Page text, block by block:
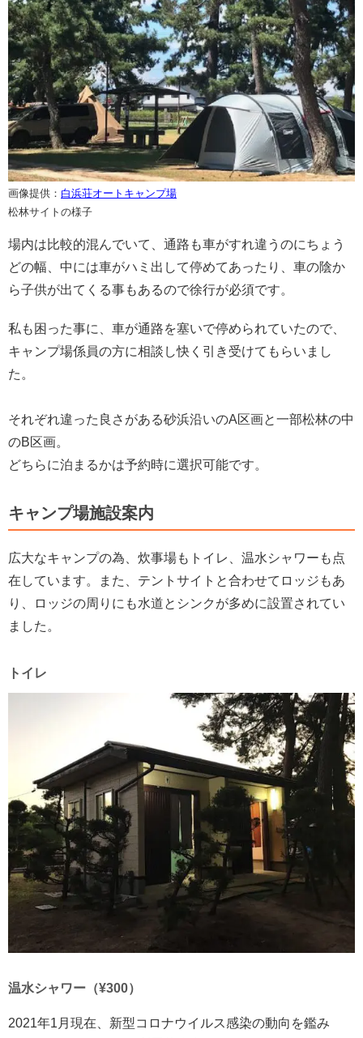
画像提供： 白浜荘オートキャンプ場
松林サイトの様子
場内は比較的混んでいて、通路も車がすれ違うのにちょう
どの幅、中には車がハミ出して停めてあったり、車の陰か
ら子供が出てくる事もあるので徐行が必須です。
私も困った事に、車が通路を塞いで停められていたので、
キャンプ場係員の方に相談し快く引き受けてもらいまし
た。
それぞれ違った良さがある砂浜沿いのA区画と一部松林の中
のB区画。
どちらに泊まるかは予約時に選択可能です。
キャンプ場施設案内
広大なキャンプの為、炊事場もトイレ、温水シャワーも点
在しています。また、テントサイトと合わせてロッジもあ
り、ロッジの周りにも水道とシンクが多めに設置されてい
ました。
トイレ
温水シャワー（¥300）
2021年1月現在、新型コロナウイルス感染の動向を鑑み